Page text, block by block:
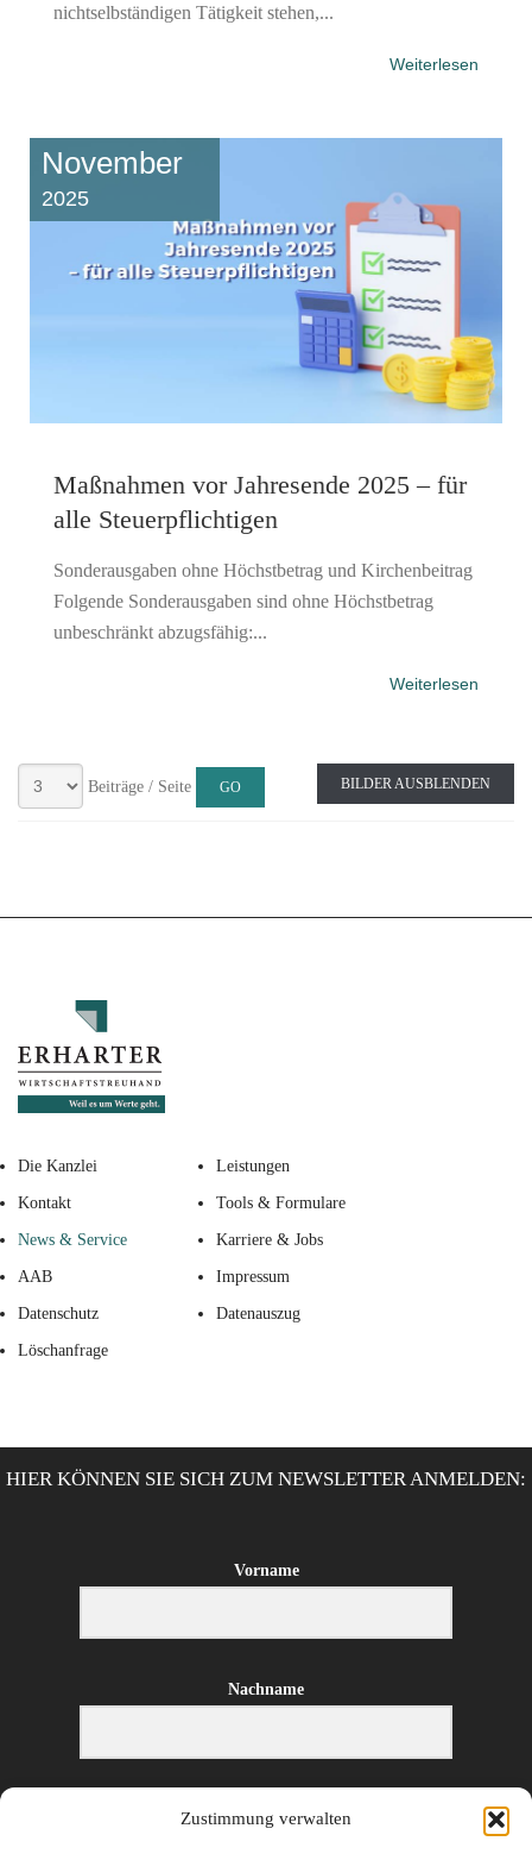
Zustimmung verwalten
nichtselbständigen Tätigkeit stehen,...
Weiterlesen
November
2025
Maßnahmen vor Jahresende 2025 – für
alle Steuerpflichtigen
Sonderausgaben ohne Höchstbetrag und Kirchenbeitrag
Folgende Sonderausgaben sind ohne Höchstbetrag
unbeschränkt abzugsfähig:...
Weiterlesen
Beiträge / Seite BILDER AUSBLENDEN
Die Kanzlei Leistungen
Kontakt Tools & Formulare
News & Service Karriere & Jobs
AAB Impressum
Datenschutz Datenauszug
Löschanfrage
HIER KÖNNEN SIE SICH ZUM NEWSLETTER ANMELDEN:
Vorname
Nachname
E-Mail-Adresse